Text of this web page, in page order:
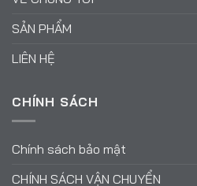
SẢN PHẨM
LIÊN HỆ
CHÍNH SÁCH
Chính sách bảo mật
CHÍNH SÁCH VẬN CHUYỂN